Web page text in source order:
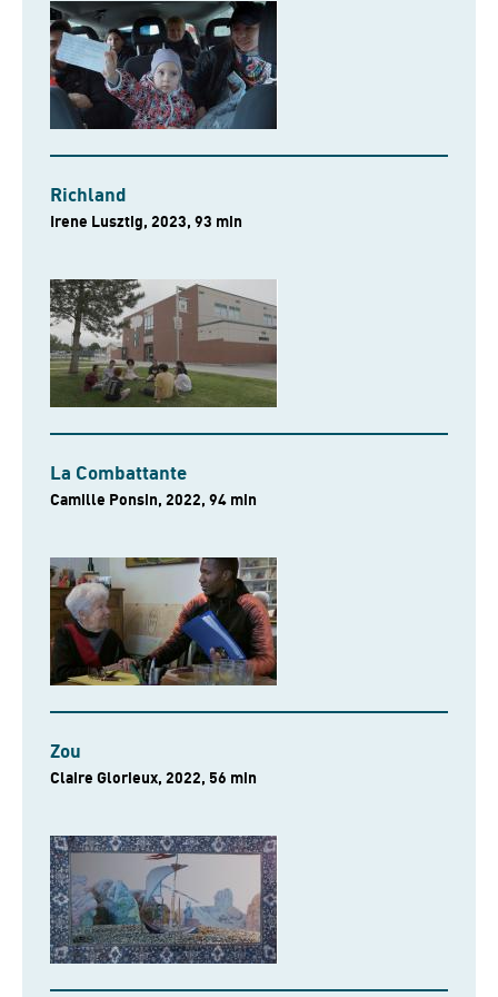
Richland
Irene Lusztig, 2023, 93 min
La Combattante
Camille Ponsin, 2022, 94 min
Zou
Claire Glorieux, 2022, 56 min